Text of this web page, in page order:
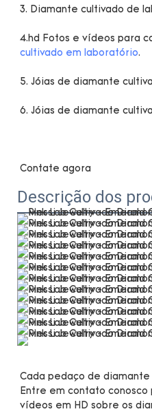
4.hd Fotos e vídeos para
cultivado em laboratório
Descrição dos
Cada pedaço de diamante
Entre em contato